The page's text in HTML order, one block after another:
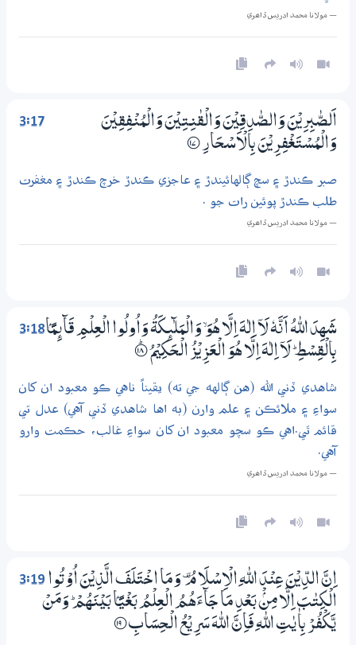
— مولانا محمد ادريس ڏاھري
3:17
اَلصّٰبِرِيْنَ وَالصّٰدِقِيْنَ وَالْقٰنِـتِيْنَ وَالْمُنْفِقِيْنَ
وَالْمُسْـتَغْفِرِيْنَ بِالْاَسْـحَارِ
؀17
صبر ڪندڙ ۽ سچ ڳالهائيندڙ ۽ عاجزي ڪندڙ خرچ ڪندڙ ۽ مغفرت
طلب ڪندڙ پوئين رات جو .
— مولانا محمد ادريس ڏاھري
3:18 شَهِدَ اللّٰهُ اَنَّهٗ لَآ اِلٰهَ اِلَّا ھُوَ ۙ وَالْمَلٰۗىِٕكَةُ وَاُولُوا الْعِلْمِ قَاۗىِٕمًۢا
بِالْقِسْطِ ۭ لَآ اِلٰهَ اِلَّا ھُوَ الْعَزِيْزُ الْـحَكِيْمُ ؀ۭ18
شاهدي ڏني الله (هن ڳالهه جي ته) يقيناً ناهي ڪو معبود ان کان
سواءِ ۽ ملائڪن ۽ علم وارن (به اها شاهدي ڏني آهي) عدل تي
قائم ٿي.اهي ڪو سچو معبود ان کان سواءِ غالب، حڪمت وارو
آهي.
— مولانا محمد ادريس ڏاھري
3:19 اِنَّ الدِّيْنَ عِنْدَ اللّٰهِ الْاِسْلَامُ ۣ وَمَا اخْتَلَفَ الَّذِيْنَ اُوْتُوا
الْكِتٰبَ اِلَّا مِنْۢ بَعْدِ مَا جَاۗءَھُمُ الْعِلْمُ بَغْيًۢا بَيْنَھُمْ ۭ وَمَنْ
يَّكْفُرْ بِاٰيٰتِ اللّٰهِ فَاِنَّ اللّٰهَ سَرِيْعُ الْـحِسَابِ ؀19